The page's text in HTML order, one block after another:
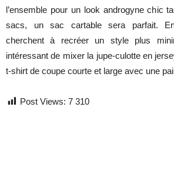
l’ensemble pour un look androgyne chic
sacs, un sac cartable sera parfait.
cherchent à recréer un style plus
intéressant de mixer la jupe-culotte en
t-shirt de coupe courte et large avec une
Post Views: 7 310